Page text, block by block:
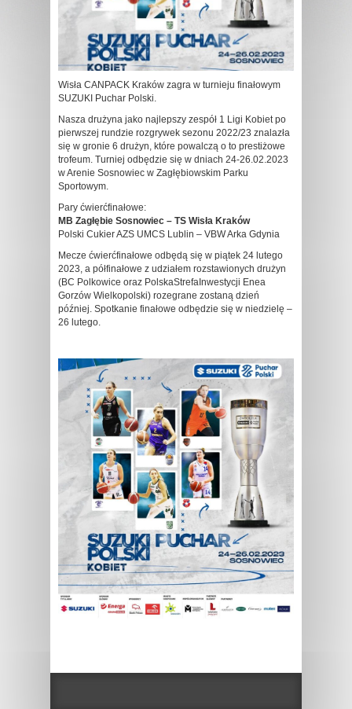
Wisła CANPACK Kraków zagra w turnieju finałowym
SUZUKI Puchar Polski.
Nasza drużyna jako najlepszy zespół 1 Ligi Kobiet po
pierwszej rundzie rozgrywek sezonu 2022/23 znalazła
się w gronie 6 drużyn, które powalczą o to prestiżowe
trofeum. Turniej odbędzie się w dniach 24-26.02.2023
w Arenie Sosnowiec w Zagłębiowskim Parku
Sportowym.
Pary ćwierćfinałowe:
MB Zagłębie Sosnowiec – TS Wisła Kraków
Polski Cukier AZS UMCS Lublin – VBW Arka Gdynia
Mecze ćwierćfinałowe odbędą się w piątek 24 lutego
2023, a półfinałowe z udziałem rozstawionych drużyn
(BC Polkowice oraz PolskaStrefaInwestycji Enea
Gorzów Wielkopolski) rozegrane zostaną dzień
później. Spotkanie finałowe odbędzie się w niedzielę –
26 lutego.